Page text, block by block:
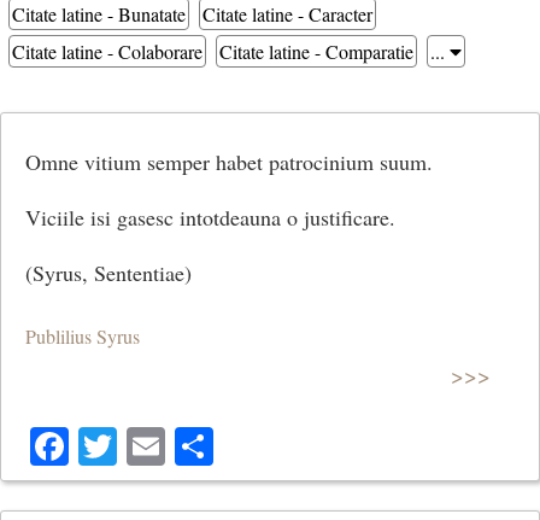
Citate latine - Bunatate
Citate latine - Caracter
Citate latine - Colaborare
Citate latine - Comparatie ...
Omne vitium semper habet patrocinium suum.
Viciile isi gasesc intotdeauna o justificare.
(Syrus, Sententiae)
Publilius Syrus
>>>
Facebook
Twitter
Email